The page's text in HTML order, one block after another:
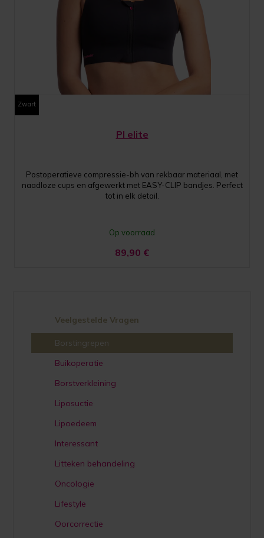
Zwart
PI elite
Postoperatieve compressie-bh van rekbaar materiaal, met
naadloze cups en afgewerkt met EASY-CLIP bandjes. Perfect
tot in elk detail.
Op voorraad
89,90 €
Veelgestelde Vragen
Borstingrepen
Buikoperatie
Borstverkleining
Liposuctie
Lipoedeem
Interessant
Litteken behandeling
Oncologie
Lifestyle
Oorcorrectie